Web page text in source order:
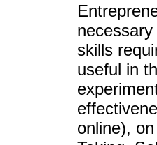
skills
useful in
online),